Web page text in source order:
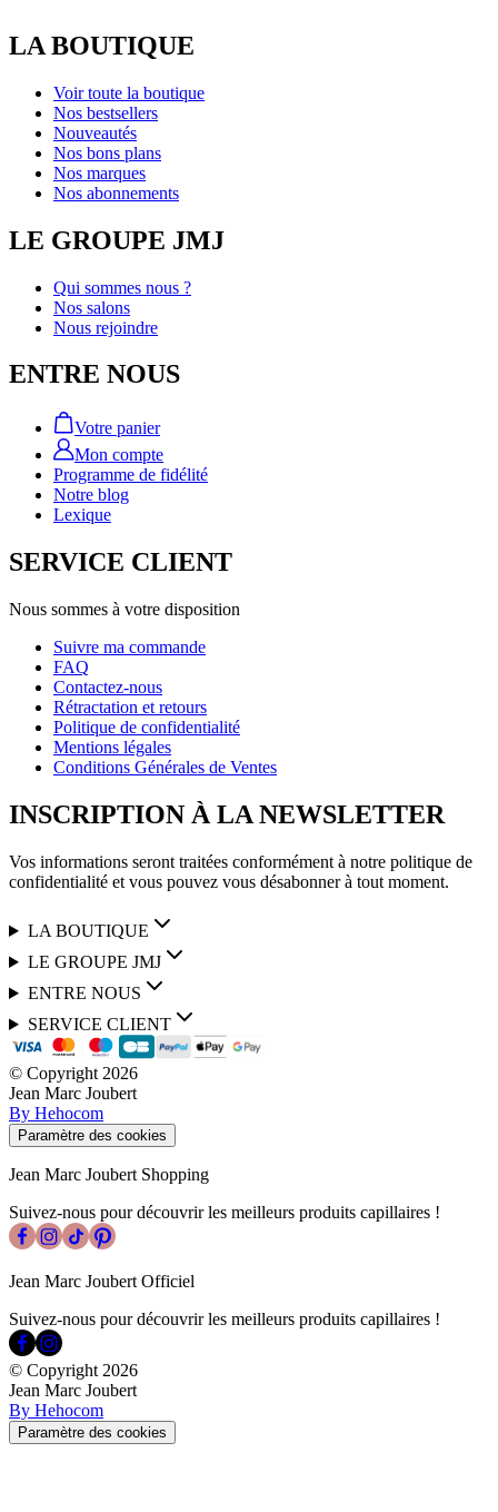
LA BOUTIQUE
Voir toute la boutique
Nos bestsellers
Nouveautés
Nos bons plans
Nos marques
Nos abonnements
LE GROUPE JMJ
Qui sommes nous ?
Nos salons
Nous rejoindre
ENTRE NOUS
Votre panier
Mon compte
Programme de fidélité
Notre blog
Lexique
SERVICE CLIENT
Nous sommes à votre disposition
Suivre ma commande
FAQ
Contactez-nous
Rétractation et retours
Politique de confidentialité
Mentions légales
Conditions Générales de Ventes
INSCRIPTION À LA NEWSLETTER
Vos informations seront traitées conformément à notre politique de
confidentialité et vous pouvez vous désabonner à tout moment.
LA BOUTIQUE
LE GROUPE JMJ
ENTRE NOUS
SERVICE CLIENT
© Copyright 2026
Jean Marc Joubert
By Hehocom
Paramètre des cookies
Jean Marc Joubert Shopping
Suivez-nous pour découvrir les meilleurs produits capillaires !
Jean Marc Joubert Officiel
Suivez-nous pour découvrir les meilleurs produits capillaires !
© Copyright 2026
Jean Marc Joubert
By Hehocom
Paramètre des cookies